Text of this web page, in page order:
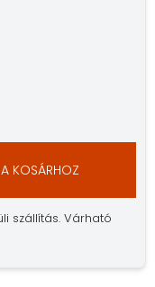
KOSÁRHOZ
szállítás. Várható